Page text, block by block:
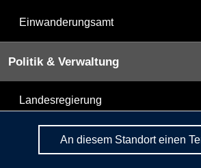
An diesem Standort einen
Einwanderungsamt
Politik & Verwaltung
Landesregierung
Karriere im Land Berlin